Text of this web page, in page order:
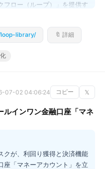
フロー（ループ）」を提供す
化からプロダクションエラ
まで、複雑な開発タスクを
定義できます。この仕組み
が可能になり、開発の再現
loop-library/ 🔖 詳細
07-02 04:06:24 コピー 𝕏
ルインワン金融口座「マネ
クが、利回り獲得と決済機能
座「マネーアカウント」を立